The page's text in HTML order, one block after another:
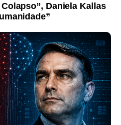
Daniela Kallas